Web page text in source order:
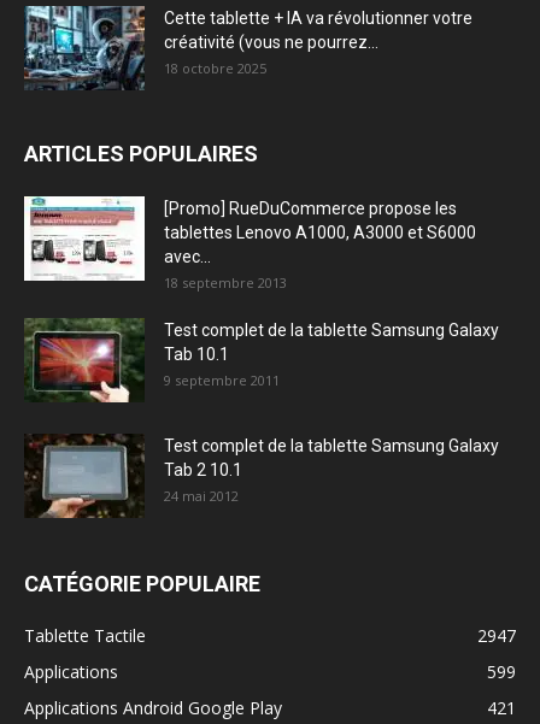
Cette tablette + IA va révolutionner votre
créativité (vous ne pourrez...
18 octobre 2025
ARTICLES POPULAIRES
[Promo] RueDuCommerce propose les
tablettes Lenovo A1000, A3000 et S6000
avec...
18 septembre 2013
Test complet de la tablette Samsung Galaxy
Tab 10.1
9 septembre 2011
Test complet de la tablette Samsung Galaxy
Tab 2 10.1
24 mai 2012
CATÉGORIE POPULAIRE
Tablette Tactile
2947
Applications
599
Applications Android Google Play
421